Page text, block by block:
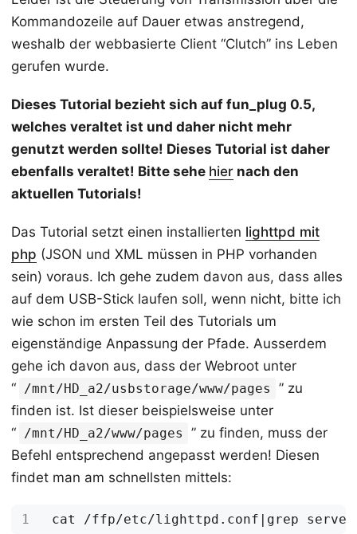
Kommandozeile auf Dauer etwas anstregend,
weshalb der webbasierte Client “Clutch” ins Leben
gerufen wurde.
Dieses Tutorial bezieht sich auf fun_plug 0.5,
welches veraltet ist und daher nicht mehr
genutzt werden sollte! Dieses Tutorial ist daher
ebenfalls veraltet! Bitte sehe hier nach den
aktuellen Tutorials!
Das Tutorial setzt einen installierten lighttpd mit
php (JSON und XML müssen in PHP vorhanden
sein) voraus. Ich gehe zudem davon aus, dass alles
auf dem USB-Stick laufen soll, wenn nicht, bitte ich
wie schon im ersten Teil des Tutorials um
eigenständige Anpassung der Pfade. Ausserdem
gehe ich davon aus, dass der Webroot unter
“ /mnt/HD_a2/usbstorage/www/pages
” zu
finden ist. Ist dieser beispielsweise unter
“ /mnt/HD_a2/www/pages
” zu finden, muss der
Befehl entsprechend angepasst werden! Diesen
findet man am schnellsten mittels:
cat /ffp/etc/lighttpd.conf |